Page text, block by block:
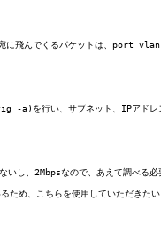
に飛んでくるパケットは、port
、サブネット、IPアドレス、DNS
いし、2Mbpsなので、あえて調べ
、こちらを使用していただきたい